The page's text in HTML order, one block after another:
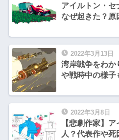
アイルトン・セ
なぜ起きた？原
2022年3月13日
湾岸戦争をわか
や戦時中の様子
2022年3月8日
【悲劇作家】
人？代表作や